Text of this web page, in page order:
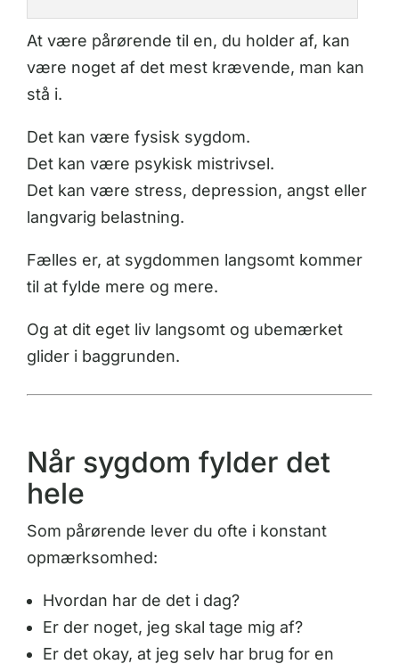
At være pårørende til en, du holder af, kan
være noget af det mest krævende, man kan
stå i.
Det kan være fysisk sygdom.
Det kan være psykisk mistrivsel.
Det kan være stress, depression, angst eller
langvarig belastning.
Fælles er, at sygdommen langsomt kommer
til at fylde mere og mere.
Og at dit eget liv langsomt og ubemærket
glider i baggrunden.
Når sygdom fylder det
hele
Som pårørende lever du ofte i konstant
opmærksomhed:
Hvordan har de det i dag?
Er der noget, jeg skal tage mig af?
Er det okay, at jeg selv har brug for en